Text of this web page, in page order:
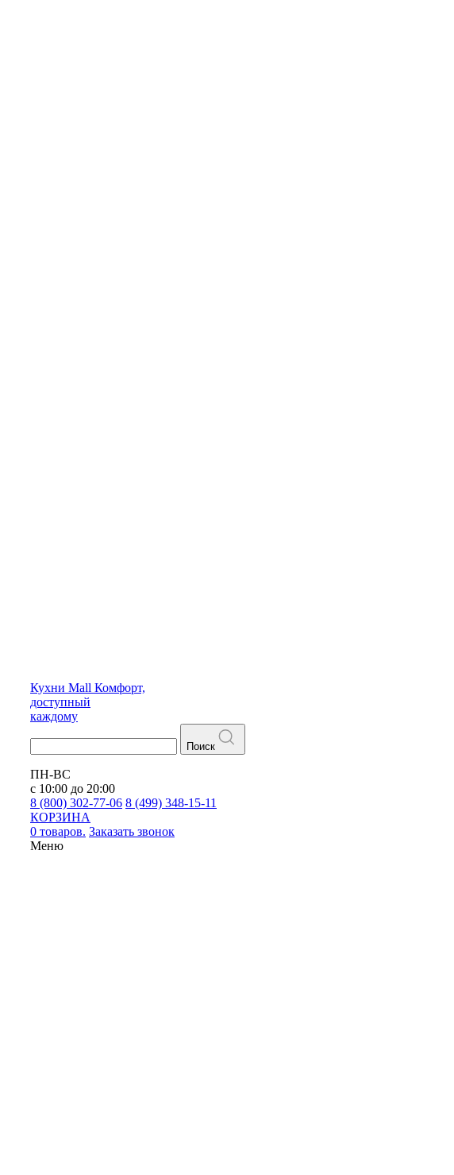
Кухни Mall Комфорт,
доступный
каждому
Поиск
ПН-ВС
с 10:00 до 20:00
8 (800) 302-77-06 8 (499) 348-15-11
КОРЗИНА
0 товаров. Заказать звонок
Меню